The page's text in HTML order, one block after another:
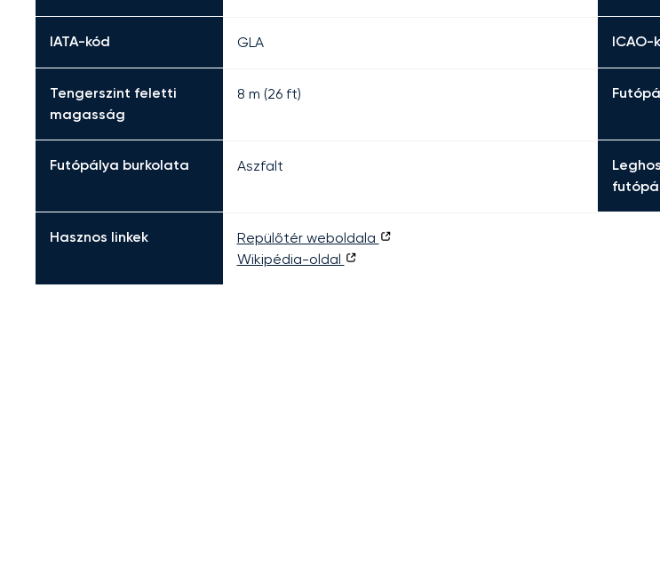
IATA-kód GLA ICAO-
Tengerszint feletti
magasság
8 m (26 ft)
Futópálya burkolata Aszfalt
Hasznos linkek
Repülőtér weboldala
Wikipédia-oldal